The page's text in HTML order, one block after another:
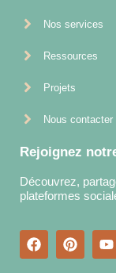
Nos services
Ressources
Projets
Nous contacter
Rejoignez
Découvrez,
plateformes